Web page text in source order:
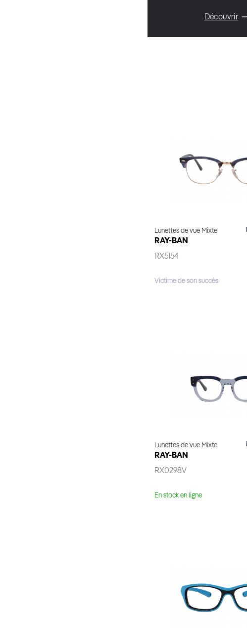
Découvrir
Lunettes de vue Mixte
RAY-BAN
RX5154
Victime de son succès
Lunettes de vue Mixte
RAY-BAN
RX0298V
En stock en ligne